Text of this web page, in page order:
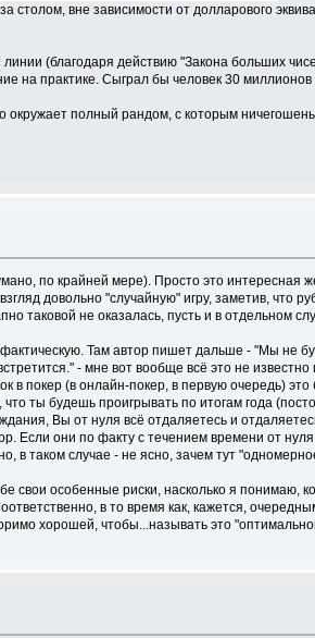
столом, вне зависимости от долларового
(благодаря действию "Закона больших
на практике. Сыграл бы человек 30
окружает полный рандом, с которым
по крайней мере). Просто это
довольно "случайную" игру, заметив, что
таковой не оказалась, пусть и в отдельном
Там автор пишет дальше - "Мы не
- мне вот вообще всё это не
покер (в онлайн-покер, в первую очередь)
ты будешь проигрывать по итогам года
Вы от нуля всё отдаляетесь и
Если они по факту с течением времени от
в таком случае - не ясно, зачем тут
свои особенные риски, насколько я понимаю,
в то время как, кажется,
хорошей, чтобы...называть это